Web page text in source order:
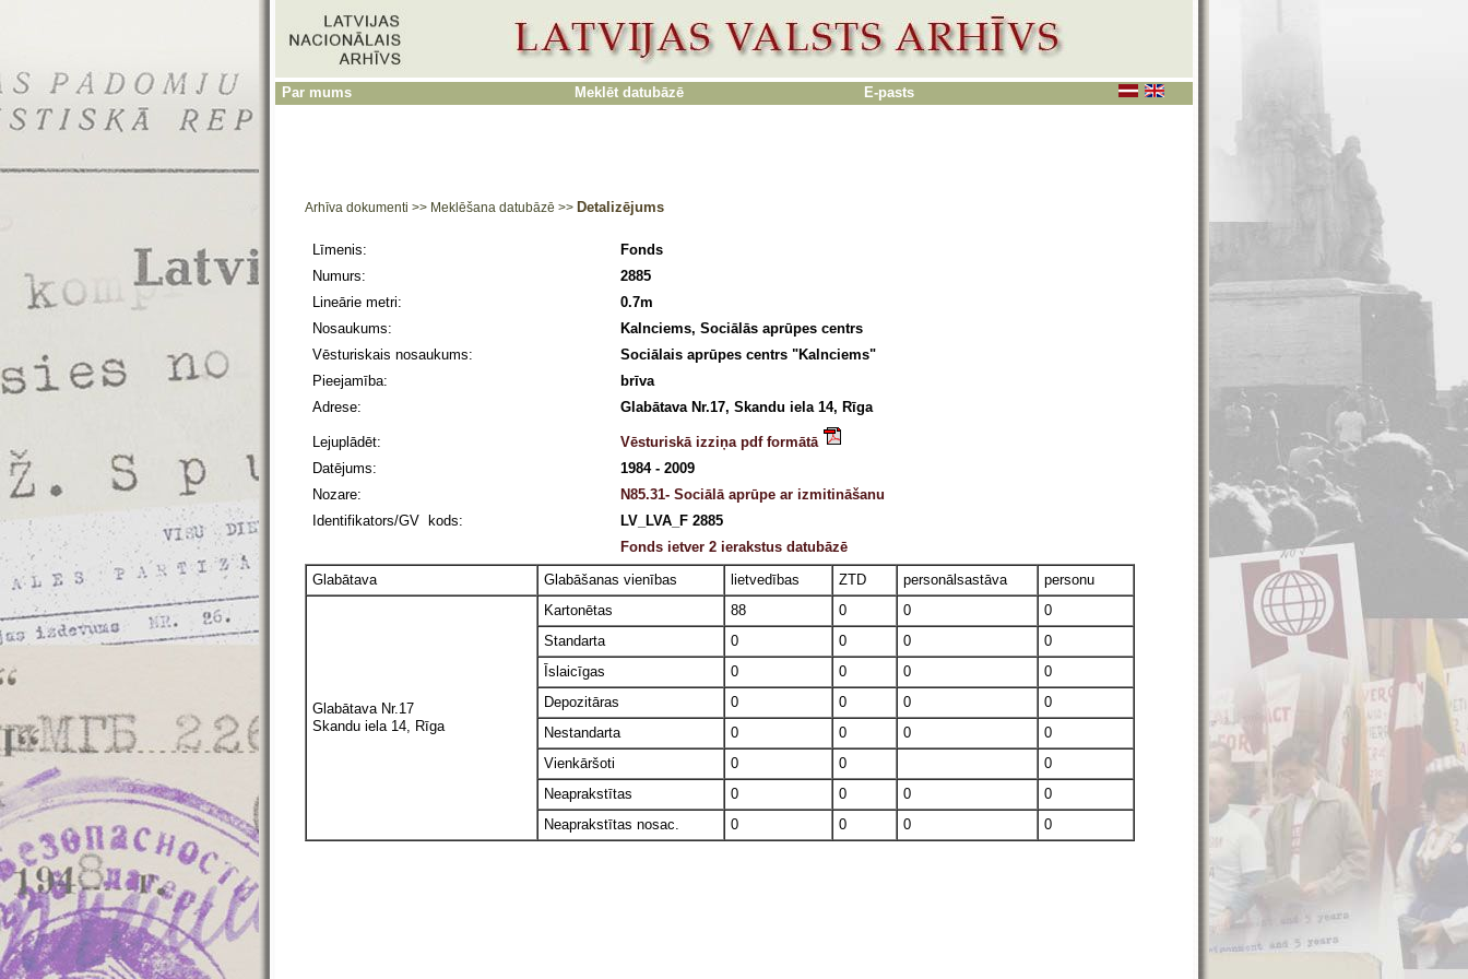
Par mums Meklēt datubāzē E-pasts
Arhīva dokumenti >> Meklēšana datubāzē >> Detalizējums
Līmenis:
Fonds
Numurs:
2885
Lineārie metri:
0.7m
Nosaukums:
Kalnciems, Sociālās aprūpes centrs
Vēsturiskais nosaukums:
Sociālais aprūpes centrs "Kalnciems"
Pieejamība:
brīva
Adrese:
Glabātava Nr.17, Skandu iela 14, Rīga
Lejuplādēt:
Vēsturiskā izziņa pdf formātā
Datējums:
1984 - 2009
Nozare:
N85.31- Sociālā aprūpe ar izmitināšanu
Identifikators/GV kods:
LV_LVA_F 2885
Fonds ietver 2 ierakstus datubāzē
Glabātava
Glabāšanas vienības lietvedības ZTD personālsastāva personu
Glabātava Nr.17
Skandu iela 14, Rīga
Kartonētas 88 0 0
0
Standarta
0 0 0
0
Īslaicīgas
0 0 0
0
Depozitāras
0 0 0
0
Nestandarta
0 0 0
0
Vienkāršoti
0 0
0
Neaprakstītas
0 0 0
0
Neaprakstītas nosac.
0 0 0 0